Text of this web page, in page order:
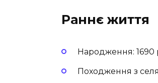
Раннє життя
Народження: 1690
Походження з